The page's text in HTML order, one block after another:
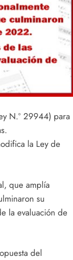
N.º 29944) para
la Ley de
que amplía
su
la evaluación de
del